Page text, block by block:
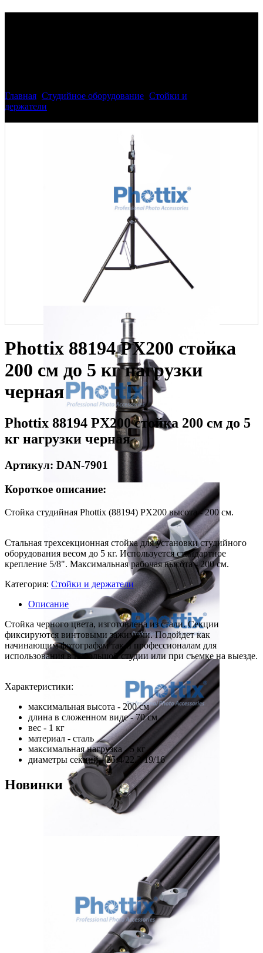
Главная Студийное оборудование Стойки и
держатели
Phottix 88194 PX200 стойка
200 см до 5 кг нагрузки
черная
Phottix 88194 PX200 стойка 200 см до 5
кг нагрузки черная
Артикул: DAN-7901
Короткое описание:
Стойка студийная Phottix (88194) PX200 высота - 200 см.
Стальная трехсекционная стойка для установки студийного
оборудования весом до 5 кг. Используется стандартное
крепление 5/8". Максимальная рабочая высота - 200 см.
Категория: Стойки и держатели
Описание
Стойка черного цвета, изготовлена из стали. Секции
фиксируются винтовыми зажимами. Подойдет как
начинающим фотографам так и профессионалам для
использования в небольшой студии или при съемке на выезде.
Характеристики:
максимальная высота - 200 см
длина в сложенном виде - 70 см
вес - 1 кг
материал - сталь
максимальная нагрузка - 5 кг
диаметры секций - 25.4/22.2/19/16
Новинки